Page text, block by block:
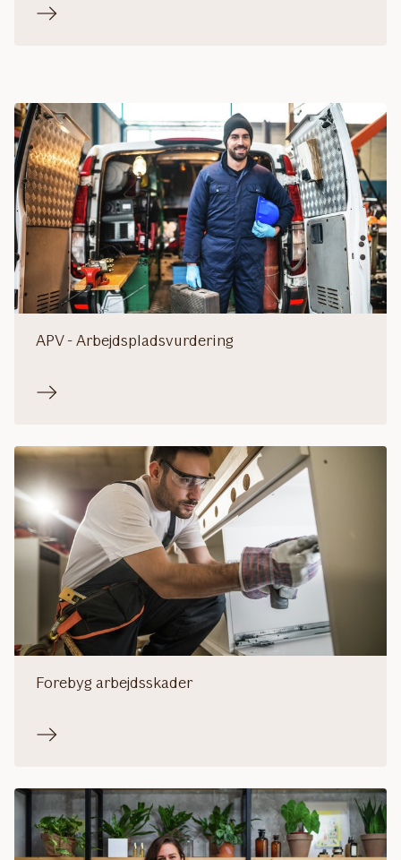
APV - Arbejdspladsvurdering
Forebyg arbejdsskader